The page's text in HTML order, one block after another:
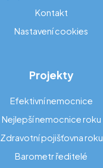
Kontakt
Nastavení cookies
Projekty
Efektivní nemocnice
Nejlepší nemocnice roku
Zdravotní pojišťovna roku
Barometr ředitelé